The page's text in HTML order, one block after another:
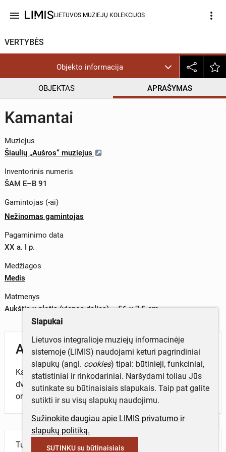
menu LIETUVOS MUZIEJŲ KOLEKCIJOS more_vert
VERTYBĖS
Objekto informacija
OBJEKTAS APRAŠYMAS
Kamantai
Muziejus
Šiaulių „Aušros“ muziejus
Inventorinis numeris
ŠAM E–B 91
Gamintojas (-ai)
Nežinomas gamintojas
Pagaminimo data
XX a. I p.
Medžiagos
Medis
Matmenys
Aukštis x plotis (vienos dalies) – 56 x 7,5 cm
Aprašymas
Kamantai – medinė pavalkų dalis, susidedanti iš
dviejų lenktų dalių. Puošti drožinėtu augaliniu
ornamentu.
Turite daugiau informacijos apie objektą?
Slapukai
Lietuvos integralioje muziejų informacinėje
sistemoje (LIMIS) naudojami keturi pagrindiniai
slapukų (angl. cookies) tipai: būtinieji, funkciniai,
statistiniai ir rinkodariniai. Naršydami toliau Jūs
sutinkate su būtinaisiais slapukais. Taip pat galite
sutikti ir su visų slapukų naudojimu.
Sužinokite daugiau apie LIMIS privatumo ir
slapukų politiką.
SUTINKU su būtinaisiais